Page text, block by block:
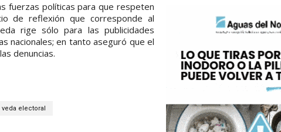
fuerzas políticas para que respeten
de reflexión que corresponde al
rige sólo para las publicidades
nacionales; en tanto aseguró que el
denuncias.
veda electoral